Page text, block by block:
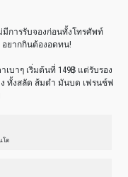
การรับจองก่อนทั้งโทรศัพท์
ยากกินต้องอดทน!
บาๆ เริ่มต้นที่ 149฿ แต่รับรอง
ง ทั้งสลัด ส้มตำ มันบด เฟรนช์ฟ
โต